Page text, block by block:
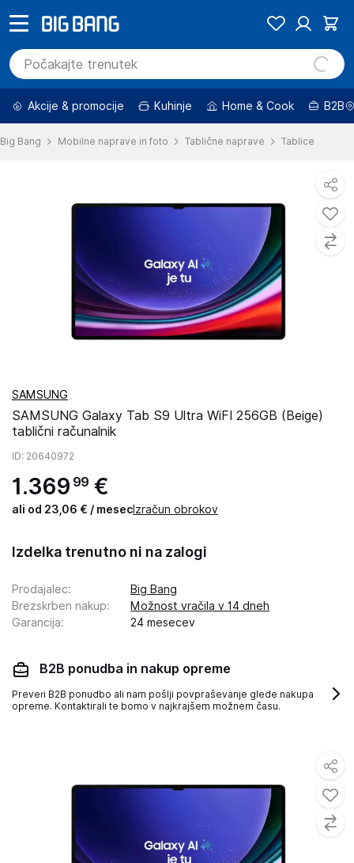
Akcije & promocije Kuhinje Home & Cook B2B
Big Bang Mobilne naprave in foto Tablične naprave Tablice
SAMSUNG
SAMSUNG Galaxy Tab S9 Ultra WiFI 256GB (Beige)
tablični računalnik
ID: 20640972
1.369 99 €
ali od 23,06 € / mesec Izračun obrokov
Izdelka trenutno ni na zalogi
Prodajalec:
Big Bang
Brezskrben nakup:
Možnost vračila v 14 dneh
Garancija: 24 mesecev
B2B ponudba in nakup opreme
Preveri B2B ponudbo ali nam pošlji povpraševanje glede nakupa
opreme. Kontaktirali te bomo v najkrajšem možnem času.